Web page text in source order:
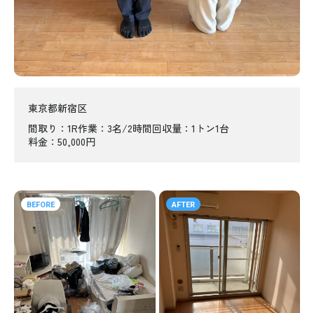
東京都新宿区
間取り
1R作業 3名/2時間回収量
1トン1台
料金
50,000円
BEFORE AFTER